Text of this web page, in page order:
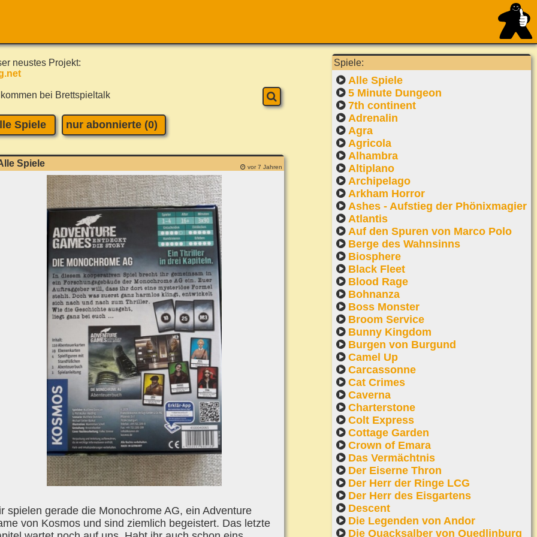
Spiele:
Alle Spiele
5 Minute Dungeon
7th continent
Adrenalin
Agra
Agricola
Alhambra
Altiplano
Archipelago
Arkham Horror
Ashes - Aufstieg der Phönixmagier
Atlantis
Auf den Spuren von Marco Polo
Berge des Wahnsinns
Biosphere
Black Fleet
Blood Rage
Bohnanza
Boss Monster
Broom Service
Bunny Kingdom
Burgen von Burgund
Camel Up
Carcassonne
Cat Crimes
Caverna
Charterstone
Colt Express
Cottage Garden
Crown of Emara
Das Vermächtnis
Der Eiserne Thron
Der Herr der Ringe LCG
Der Herr des Eisgartens
Descent
Die Legenden von Andor
Die Quacksalber von Quedlinburg
neustes Projekt:
bei Brettspieltalk
Spiele nur abonnierte (0)
Spiele vor 7 Jahren
spielen gerade die Monochrome AG, ein Adventure
von Kosmos und sind ziemlich begeistert. Das letzte